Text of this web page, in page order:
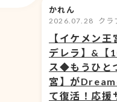
かれん
2026.07.28 クラ
【イケメン
デレラ】&【
ス◆もうひと
宮】が
て復活！応援